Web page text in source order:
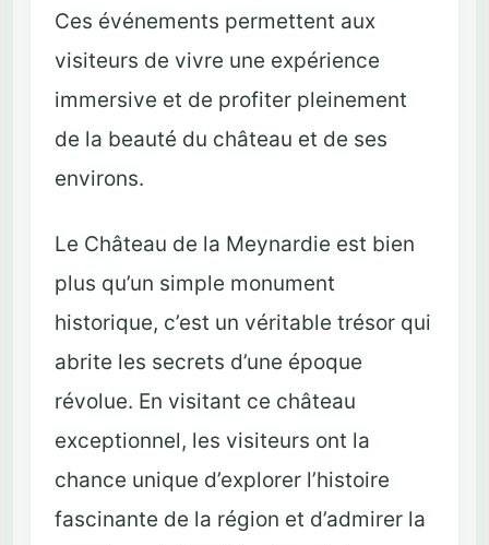
Ces événements permettent aux
visiteurs de vivre une expérience
immersive et de profiter pleinement
de la beauté du château et de ses
environs.
Le Château de la Meynardie est bien
plus qu’un simple monument
historique, c’est un véritable trésor qui
abrite les secrets d’une époque
révolue. En visitant ce château
exceptionnel, les visiteurs ont la
chance unique d’explorer l’histoire
fascinante de la région et d’admirer la